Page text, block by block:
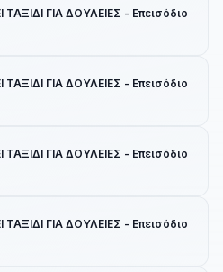
ΓΙΑ ΔΟΥΛΕΙΕΣ - Επεισόδιο
ΓΙΑ ΔΟΥΛΕΙΕΣ - Επεισόδιο
ΓΙΑ ΔΟΥΛΕΙΕΣ - Επεισόδιο
ΓΙΑ ΔΟΥΛΕΙΕΣ - Επεισόδιο